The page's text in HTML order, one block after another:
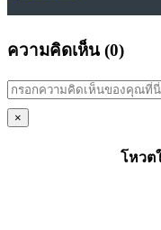
ความคิดเห็น (0)
×
โหวต